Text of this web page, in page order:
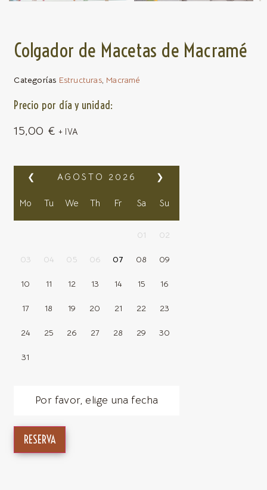
Colgador de Macetas de Macramé
Categorías Estructuras, Macramé
Precio por día y unidad:
15,00 € + IVA
❮ ❯
AGOSTO 2026
Mo Tu We Th Fr Sa Su
01 02
03 04 05 06 07 08 09
10 11 12 13 14 15 16
17 18 19 20 21 22 23
24 25 26 27 28 29 30
31
Por favor, elige una fecha
RESERVA